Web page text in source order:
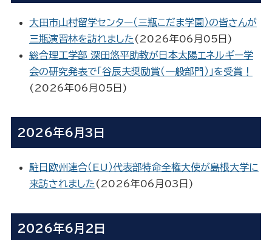
大田市山村留学センター（三瓶こだま学園）の皆さんが
三瓶演習林を訪れました ( 2026年06月05日 )
総合理工学部 深田悠平助教が日本太陽エネルギー学
会の研究発表で「谷辰夫奨励賞（一般部門）」を受賞！
( 2026年06月05日 )
2026年6月3日
駐日欧州連合（EU）代表部特命全権大使が島根大学に
来訪されました ( 2026年06月03日 )
2026年6月2日